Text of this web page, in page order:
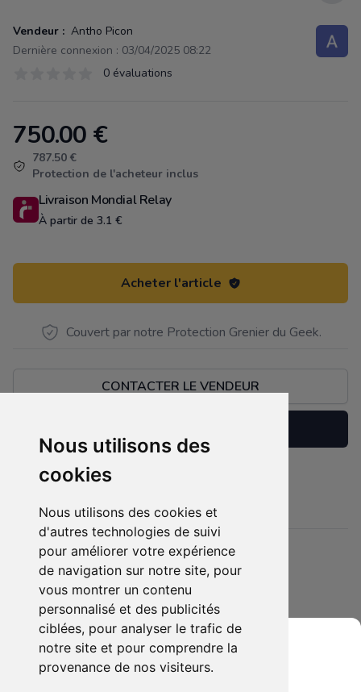
Nous utilisons des
cookies
Nous utilisons des cookies et
d'autres technologies de suivi
pour améliorer votre expérience
de navigation sur notre site, pour
vous montrer un contenu
personnalisé et des publicités
ciblées, pour analyser le trafic de
notre site et pour comprendre la
provenance de nos visiteurs.
Vendeur : Antho Picon
Dernière connexion : 03/04/2025 08:22
0 évaluations
Product information
750.00 €
787.50 €
Protection de l'acheteur inclus
Livraison Mondial Relay
À partir de 3.1 €
Acheter l'article
Couvert par notre Protection Grenier du Geek.
CONTACTER LE VENDEUR
Guide officiel de final fantaisie 7
Détails
Etat : 4 sur 5 étoiles
- Bonne condition
Membres intéressés : 0 x
Mis en ligne le :
03/04/2025
Tags :
guide officiel final fantaisie 7